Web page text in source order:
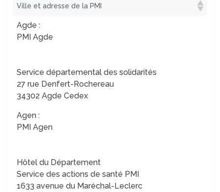
Ville et adresse de la PMI
Agde :
PMI Agde
Service départemental des solidarités
27 rue Denfert-Rochereau
34302 Agde Cedex
Agen :
PMI Agen
Hôtel du Département
Service des actions de santé PMI
1633 avenue du Maréchal-Leclerc